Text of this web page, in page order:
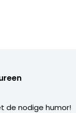
de nodige humor!